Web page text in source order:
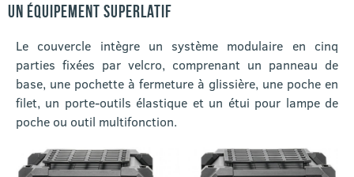
UN ÉQUIPEMENT SUPERLATIF
Le couvercle intègre un système modulaire en cinq
parties fixées par velcro, comprenant un panneau de
base, une pochette à fermeture à glissière, une poche en
filet, un porte-outils élastique et un étui pour lampe de
poche ou outil multifonction.